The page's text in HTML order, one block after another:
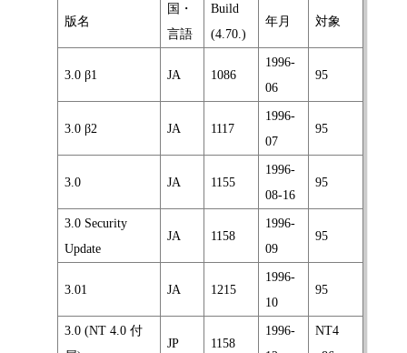
版名
国・
言語
Build
(4.70.)
年月 対象
3.0 β1 JA 1086
1996-
06
95
3.0 β2 JA 1117
1996-
07
95
3.0 JA 1155
1996-
08-16
95
3.0 Security
Update
JA 1158
1996-
09
95
3.01 JA 1215
1996-
10
95
3.0 (NT 4.0 付
JP 1158
1996-
NT4